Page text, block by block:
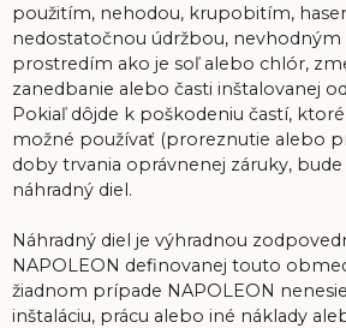
použitím, nehodou, krupobitím,
nedostatočnou údržbou,
prostredím ako je soľ alebo chlór,
zanedbanie alebo časti inštalovanej
Pokiaľ dôjde k poškodeniu častí,
možné používať (proreznutie alebo
doby trvania oprávnenej záruky,
náhradný diel.
Náhradný diel je výhradnou
NAPOLEON definovanej touto
žiadnom prípade NAPOLEON
inštaláciu, prácu alebo iné náklady